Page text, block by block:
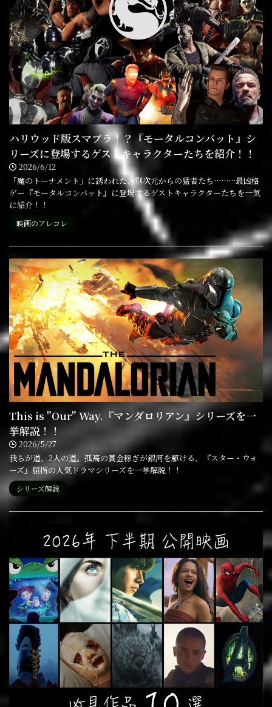
ハリウッド版スマブラ！？『モータルコンバット』シ
リーズに登場するゲストキャラクターたちを紹介！！
2026/6/12
「魔のトーナメント」に誘われた、別次元からの猛者たち………最凶格
ゲー『モータルコンバット』に登場するゲストキャラクターたちを一気
に紹介！！
映画のアレコレ
This is "Our" Way.『マンダロリアン』シリーズを一
挙解説！！
2026/5/27
我らが道、2人の道。孤高の賞金稼ぎが銀河を駆ける、『スター・ウォ
ーズ』屈指の人気ドラマシリーズを一挙解説！！
シリーズ解説